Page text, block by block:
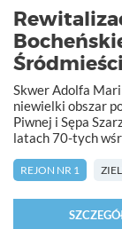
Skwer Adolfa
niewielki obszar
Piwnej i Sępa
latach 70-tych
REJON NR 1